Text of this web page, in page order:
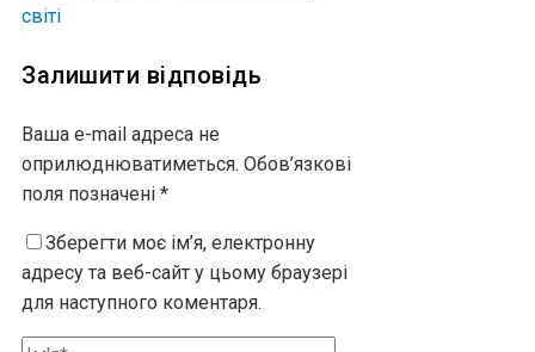
світі
Залишити відповідь
Ваша e-mail адреса не
оприлюднюватиметься. Обов’язкові
поля позначені *
Зберегти моє ім’я, електронну
адресу та веб-сайт у цьому браузері
для наступного коментаря.